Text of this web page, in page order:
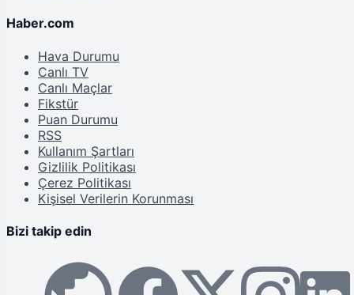
Haber.com
Hava Durumu
Canlı TV
Canlı Maçlar
Fikstür
Puan Durumu
RSS
Kullanım Şartları
Gizlilik Politikası
Çerez Politikası
Kişisel Verilerin Korunması
Bizi takip edin